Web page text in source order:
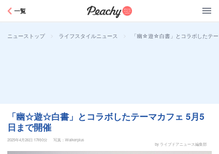
一覧
ニューストップ > ライフスタイルニュース > 「幽☆遊☆白書」とコラボしたテ
「幽☆遊☆白書」とコラボしたテーマカフェ 5月5
日まで開催
2025年4月26日 17時0分
写真：Walkerplus
by ライブドアニュース編集部